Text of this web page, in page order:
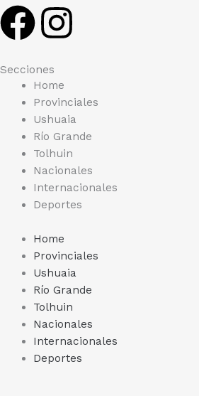
F
a
c
e
b
o
o
k
I
s
t
a
g
r
a
m
Secciones
Home
Provinciales
Ushuaia
Río Grande
Tolhuin
Nacionales
Internacionales
Deportes
Home
Provinciales
Ushuaia
Río Grande
Tolhuin
Nacionales
Internacionales
Deportes